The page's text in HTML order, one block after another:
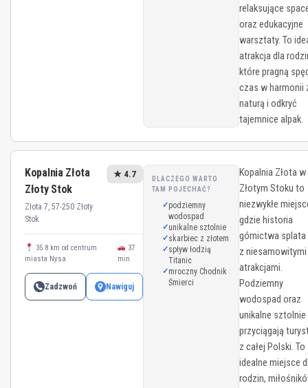
relaksujące
oraz edukacyjne
warsztaty. To
atrakcja dla
które pragną
czas w harmonii
naturą i odkryć
tajemnice alpak.
Kopalnia Złota
Złoty Stok
Złota 7, 57-250 Złoty
Stok
★ 4.7
35.8 km od centrum
miasta Nysa
37
min
Zadzwoń Nawiguj
DLACZEGO WARTO
TAM POJECHAĆ?
podziemny
wodospad
unikalne sztolnie
skarbiec z złotem
spływ łodzią
Titanic
mroczny Chodnik
Śmierci
Kopalnia Złota w
Złotym Stoku to
niezwykłe
gdzie historia
górnictwa splata
z niesamowitymi
atrakcjami.
Podziemny
wodospad oraz
unikalne sztolnie
przyciągają
z całej Polski. To
idealne miejsce
rodzin,